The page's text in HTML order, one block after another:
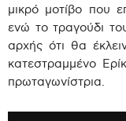
μικρό μοτίβο που
ενώ το τραγούδι
αρχής ότι θα
κατεστραμμένο
πρωταγωνίστρια.